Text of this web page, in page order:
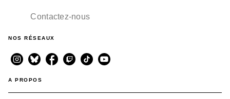
Contactez-nous
NOS RÉSEAUX
A PROPOS